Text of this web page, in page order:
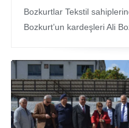
Bozkurtlar Tekstil
Bozkurt’un kardeşleri Ali